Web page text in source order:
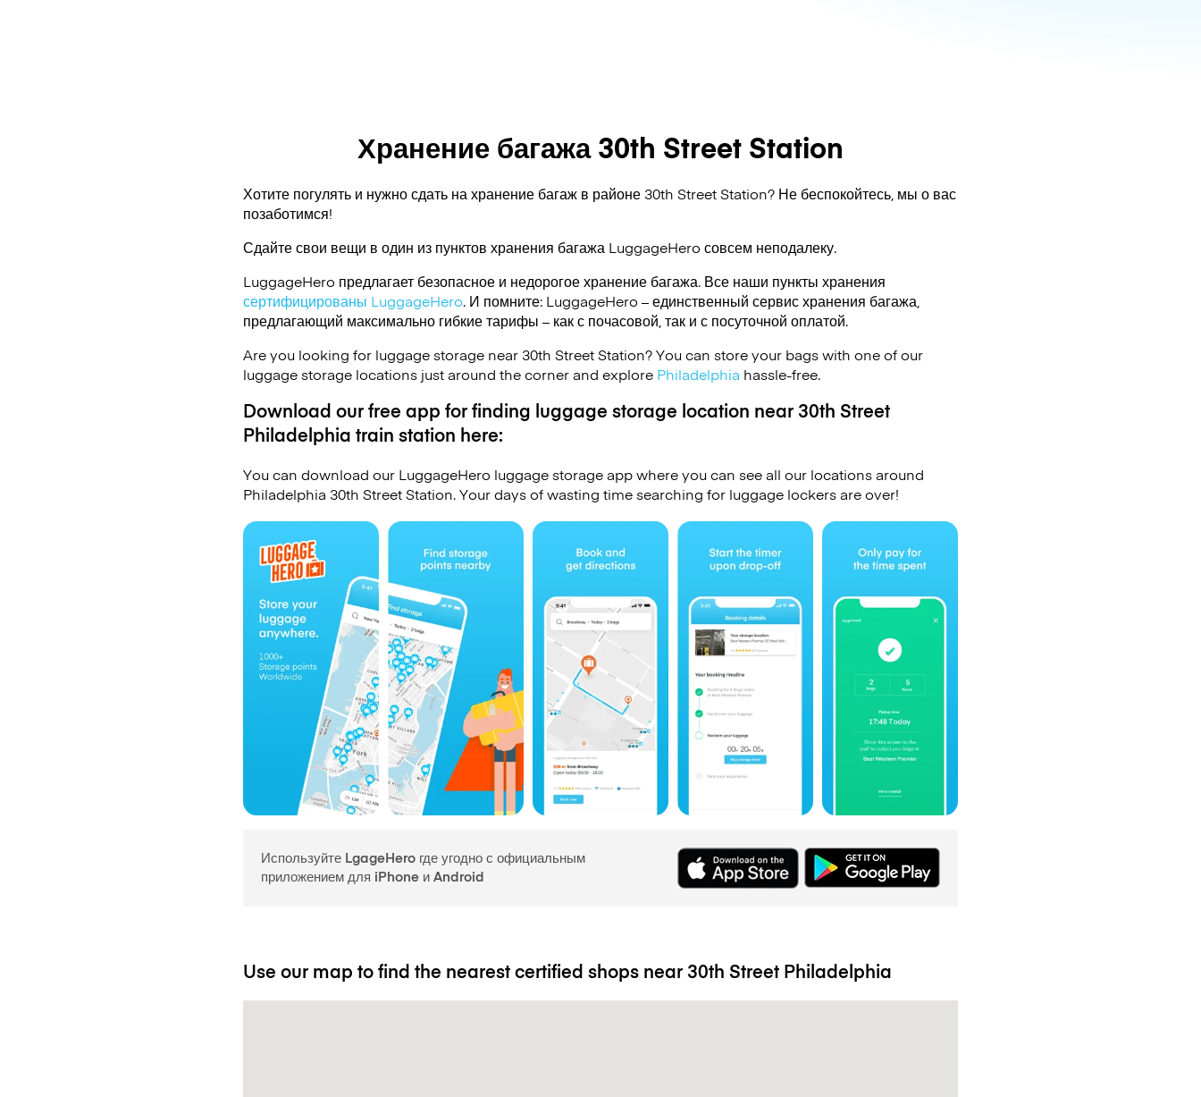
Хранение багажа 30th Street Station
Хотите погулять и нужно сдать на хранение багаж в районе 30th Street Station? Не беспокойтесь, мы о вас
позаботимся!
Сдайте свои вещи в один из пунктов хранения багажа LuggageHero совсем неподалеку.
LuggageHero предлагает безопасное и недорогое хранение багажа. Все наши пункты хранения
сертифицированы LuggageHero. И помните: LuggageHero – единственный сервис хранения багажа,
предлагающий максимально гибкие тарифы – как с почасовой, так и с посуточной оплатой.
Are you looking for luggage storage near 30th Street Station? You can store your bags with one of our
luggage storage locations just around the corner and explore Philadelphia hassle-free.
Download our free app for finding luggage storage location near 30th Street
Philadelphia train station here:
You can download our LuggageHero luggage storage app where you can see all our locations around
Philadelphia 30th Street Station. Your days of wasting time searching for luggage lockers are over!
Используйте LgageHero где угодно с официальным
приложением для iPhone и Android
Use our map to find the nearest certified shops near 30th Street Philadelphia